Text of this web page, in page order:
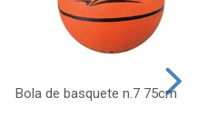
Bola de basquete n.7 75cm